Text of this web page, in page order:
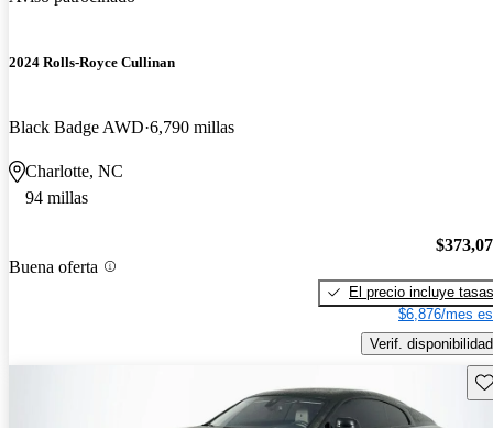
2024 Rolls-Royce Cullinan
Black Badge AWD 6,790 millas
Charlotte, NC
94 millas
Buena oferta
El precio incluye tasas
$6,876/mes
Verif. disponibilidad